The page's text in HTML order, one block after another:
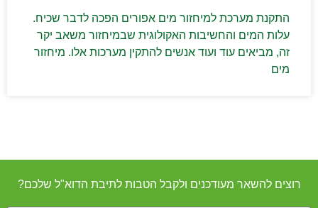
התקנת מערכת למיחזור מים אפורים הפכה לדבר שכיח.
עלות המים והחשיבות האקולוגית שבמיחזור משאב יקר
זה, מביאים עוד ועוד אנשים להתקין מערכות אלו. מיחזור
מים
רוצים להשאר מעודכנים ולקבל הטבות לתיבת הדוא"ל שלכם?